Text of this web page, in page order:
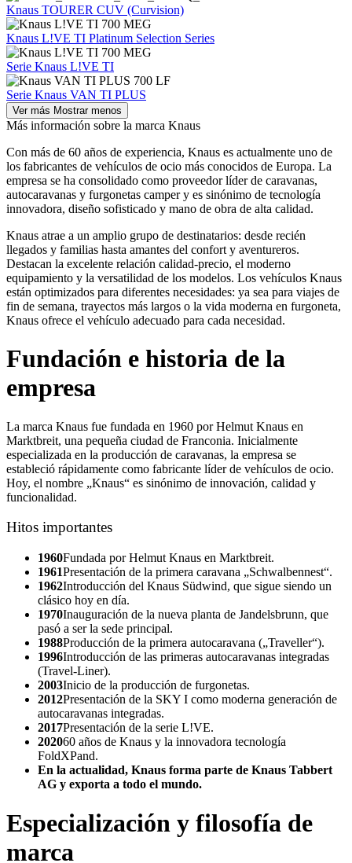
Knaus TOURER CUV (Curvision)
Knaus L!VE TI Platinum Selection Series
Serie Knaus L!VE TI
Serie Knaus VAN TI PLUS
Ver más Mostrar menos
Más información sobre la marca Knaus
Con más de 60 años de experiencia, Knaus es actualmente uno de
los fabricantes de vehículos de ocio más conocidos de Europa. La
empresa se ha consolidado como proveedor líder de caravanas,
autocaravanas y furgonetas camper y es sinónimo de tecnología
innovadora, diseño sofisticado y mano de obra de alta calidad.
Knaus atrae a un amplio grupo de destinatarios: desde recién
llegados y familias hasta amantes del confort y aventureros.
Destacan la excelente relación calidad-precio, el moderno
equipamiento y la versatilidad de los modelos. Los vehículos Knaus
están optimizados para diferentes necesidades: ya sea para viajes de
fin de semana, trayectos más largos o la vida moderna en furgoneta,
Knaus ofrece el vehículo adecuado para cada necesidad.
Fundación e historia de la
empresa
La marca Knaus fue fundada en 1960 por Helmut Knaus en
Marktbreit, una pequeña ciudad de Franconia. Inicialmente
especializada en la producción de caravanas, la empresa se
estableció rápidamente como fabricante líder de vehículos de ocio.
Hoy, el nombre „Knaus“ es sinónimo de innovación, calidad y
funcionalidad.
Hitos importantes
1960Fundada por Helmut Knaus en Marktbreit.
1961Presentación de la primera caravana „Schwalbennest“.
1962Introducción del Knaus Südwind, que sigue siendo un
clásico hoy en día.
1970Inauguración de la nueva planta de Jandelsbrunn, que
pasó a ser la sede principal.
1988Producción de la primera autocaravana („Traveller“).
1996Introducción de las primeras autocaravanas integradas
(Travel-Liner).
2003Inicio de la producción de furgonetas.
2012Presentación de la SKY I como moderna generación de
autocaravanas integradas.
2017Presentación de la serie L!VE.
202060 años de Knaus y la innovadora tecnología
FoldXPand.
En la actualidad, Knaus forma parte de Knaus Tabbert
AG y exporta a todo el mundo.
Especialización y filosofía de
marca